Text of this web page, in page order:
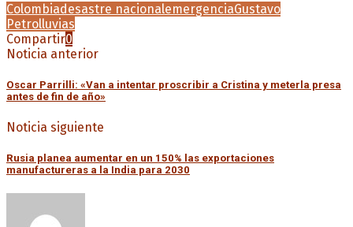
Colombiadesastre nacionalemergenciaGustavo
Petrolluvias
Compartir0
Noticia anterior
Oscar Parrilli: «Van a intentar proscribir a Cristina y meterla presa
antes de fin de año»
Noticia siguiente
Rusia planea aumentar en un 150% las exportaciones
manufactureras a la India para 2030